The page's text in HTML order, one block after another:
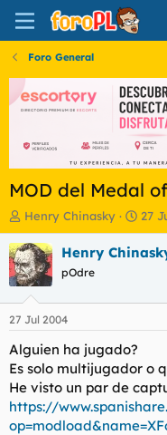
Foro General
MOD del Medal
I
n
i
c
i
a
d
o
r
d
e
l
t
e
Henry Chinasky
F
e
c
i
i
o
27
Henry
pOdre
27 Jul 2004
Alguien ha jugado?
Es solo multijugador o
He visto un par de
https://